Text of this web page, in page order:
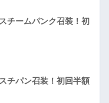
チームパンク召装！初
チパン召装！初回半額